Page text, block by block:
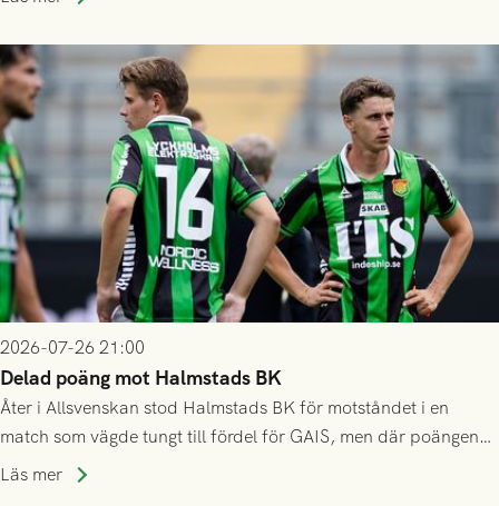
2026-07-26 21:00
Delad poäng mot Halmstads BK
Åter i Allsvenskan stod Halmstads BK för motståndet i en
match som vägde tungt till fördel för GAIS, men där poängen
delades efter dramatik på tilläggstid.
Läs mer